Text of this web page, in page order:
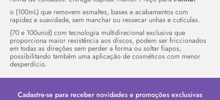
o (100mL) que removem esmaltes, bases e acabamentos com
rapidez e suavidade, sem manchar ou ressecar unhas e cutículas.
(70 e 100unid) com tecnologia multidirecional exclusiva que
proporciona maior resistência aos discos, podem ser friccionados
em todas as direções sem perder a forma ou soltar fiapos,
possibilitando também uma aplicação de cosméticos com menor
desperdício.
Cadastre-se para receber novidades e promoções exclusivas